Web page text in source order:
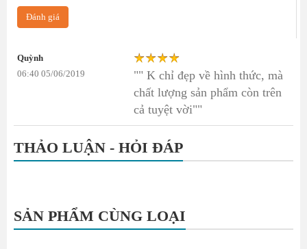
Quỳnh
06:40 05/06/2019
"" K chỉ đẹp về hình thức, mà
chất lượng sản phẩm còn trên
cả tuyệt vời""
THẢO LUẬN - HỎI ĐÁP
SẢN PHẨM CÙNG LOẠI